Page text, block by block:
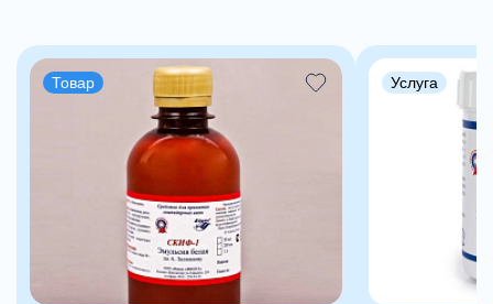
Товар Услуга